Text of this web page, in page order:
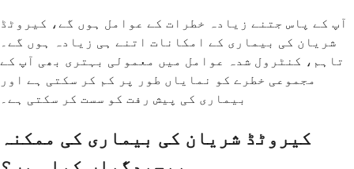
آپ کے پاس جتنے زیادہ خطرات کے عوامل ہوں گے، کیروٹڈ
شریان کی بیماری کے امکانات اتنے ہی زیادہ ہوں گے۔
تاہم، کنٹرول شدہ عوامل میں معمولی بہتری بھی آپ کے
مجموعی خطرے کو نمایاں طور پر کم کر سکتی ہے اور
بیماری کی پیش رفت کو سست کر سکتی ہے۔
کیروٹڈ شریان کی بیماری کی ممکنہ